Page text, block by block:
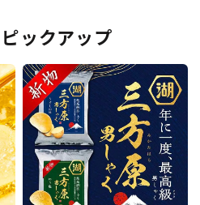
ックアップ